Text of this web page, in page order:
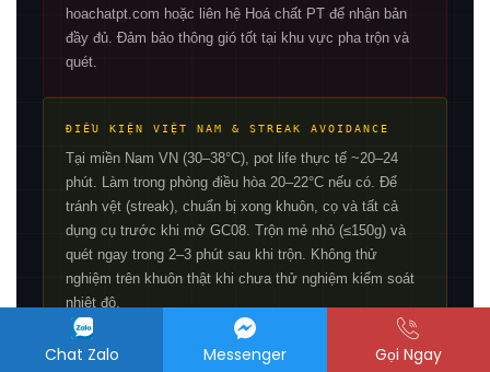
hoachatpt.com hoặc liên hệ Hoá chất PT để nhận bản
đầy đủ. Đảm bảo thông gió tốt tại khu vực pha trộn và
quét.
ĐIỀU KIỆN VIỆT NAM & STREAK AVOIDANCE
Tại miền Nam VN (30–38°C), pot life thực tế ~20–24
phút. Làm trong phòng điều hòa 20–22°C nếu có. Để
tránh vệt (streak), chuẩn bị xong khuôn, cọ và tất cả
dụng cụ trước khi mở GC08. Trộn mẻ nhỏ (≤150g) và
quét ngay trong 2–3 phút sau khi trộn. Không thử
nghiệm trên khuôn thật khi chưa thử nghiệm kiểm soát
nhiệt độ.
Chat Zalo Messenger Gọi Ngay